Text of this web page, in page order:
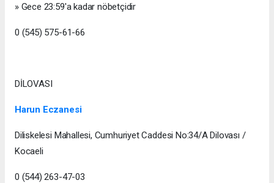
» Gece 23:59'a kadar nöbetçidir
0 (545) 575-61-66
DİLOVASI
Harun Eczanesi
Diliskelesi Mahallesi, Cumhuriyet Caddesi No:34/A Dilovası /
Kocaeli
0 (544) 263-47-03